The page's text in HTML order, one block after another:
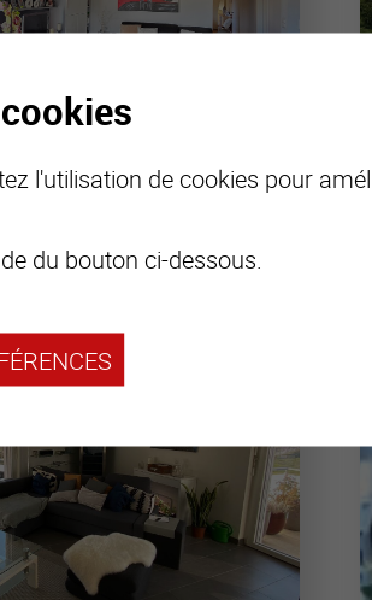
l'utilisation de cookies pour
du bouton ci-dessous.